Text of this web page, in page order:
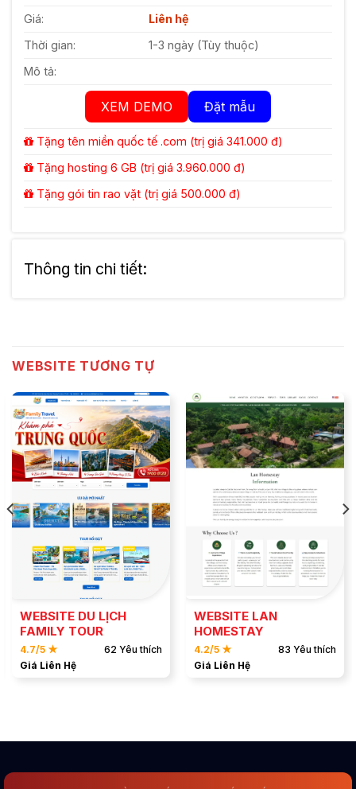
Giá:
Liên hệ
Thời gian:
1-3 ngày (Tùy thuộc)
Mô tả:
XEM DEMO Đặt mẫu
Tặng tên miền quốc tế .com (trị giá 341.000 đ)
Tặng hosting 6 GB (trị giá 3.960.000 đ)
Tặng gói tin rao vặt (trị giá 500.000 đ)
Thông tin chi tiết:
WEBSITE TƯƠNG TỰ
ĐẶT MẪU
XEM DEMO
WEBSITE DU LỊCH
FAMILY TOUR
4.7/5 ★
62 Yêu thích
Giá Liên Hệ
ĐẶT MẪU
XEM DEMO
WEBSITE LAN
HOMESTAY
4.2/5 ★
83 Yêu thích
Giá Liên Hệ